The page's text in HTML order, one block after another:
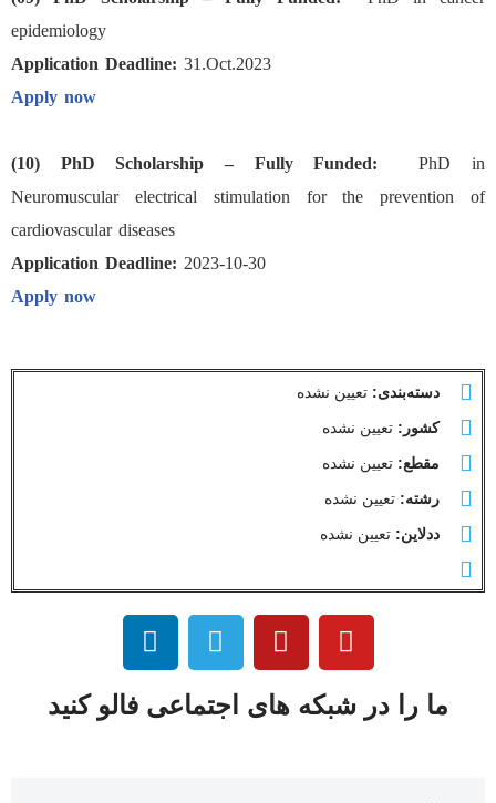
epidemiology
Application Deadline: 31.Oct.2023
Apply now
(10) PhD Scholarship – Fully Funded: PhD in
Neuromuscular electrical stimulation for the prevention of
cardiovascular diseases
Application Deadline: 2023-10-30
Apply now
دسته‌بندی: تعیین نشده
کشور: تعیین نشده
مقطع: تعیین نشده
رشته: تعیین نشده
ددلاین: تعیین نشده
ما را در شبکه های اجتماعی فالو کنید